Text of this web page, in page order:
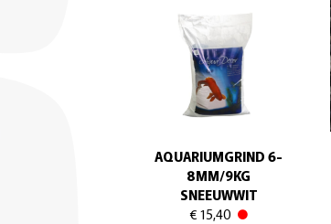
AQUARIUMGRIND 6-
8MM/9KG
SNEEUWWIT
€ 15,40